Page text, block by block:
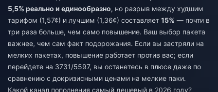
5,5% реально и единообразно, но разрыв между худшим
тарифом (1,57¢) и лучшим (1,36¢) составляет 15% — почти в
три раза больше, чем само повышение. Ваш выбор пакета
важнее, чем сам факт подорожания. Если вы застряли на
мелких пакетах, повышение работает против вас; если
перейдете на 3731/5597, вы останетесь в плюсе даже по
сравнению с докризисными ценами на мелкие паки.
Какой канал пополнения самый дешевый в 2026 году?